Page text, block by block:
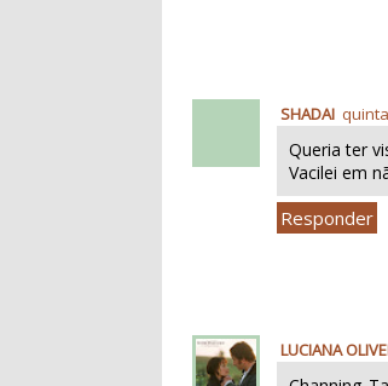
SHADAI
Queria ter
Vacilei em
Responder
LUCIANA